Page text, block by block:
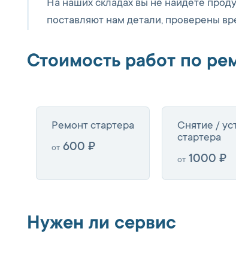
На наших складах вы не найдете
поставляют нам детали, проверены
Стоимость работ по
Ремонт стартера
от 600 ₽
Снятие /
стартера
от 1000 ₽
Нужен ли сервис